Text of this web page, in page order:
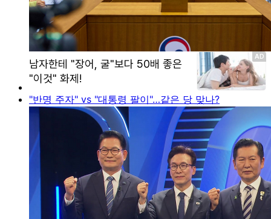
"반명 주자" vs "대통령 팔이"…같은 당 맞나?